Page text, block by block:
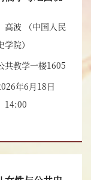
高波 （中国人民
院）
共教学一楼1605
年6月18日
14:00